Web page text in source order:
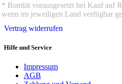
* Bonität vorausgesetzt bei Kauf auf
wenn im jeweiligen Land verfügbar
Vertrag widerrufen
Hilfe und Service
Impressum
AGB